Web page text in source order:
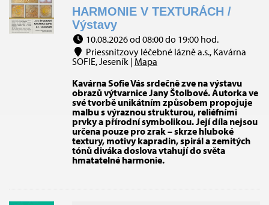
HARMONIE V TEXTURÁCH /
Výstavy
10.08.2026 od 08:00 do 19:00 hod.
Priessnitzovy léčebné lázně a.s., Kavárna
SOFIE, Jeseník | Mapa
Kavárna Sofie Vás srdečně zve na výstavu
obrazů výtvarnice Jany Štolbové. Autorka ve
své tvorbě unikátním způsobem propojuje
malbu s výraznou strukturou, reliéfními
prvky a přírodní symbolikou. Její díla nejsou
určena pouze pro zrak – skrze hluboké
textury, motivy kapradin, spirál a zemitých
tónů diváka doslova vtahují do světa
hmatatelné harmonie.